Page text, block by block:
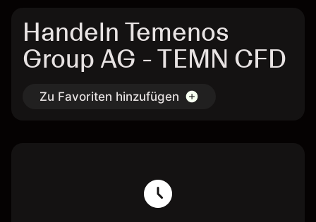
Handeln Temenos
Group AG - TEMN CFD
Zu Favoriten hinzufügen